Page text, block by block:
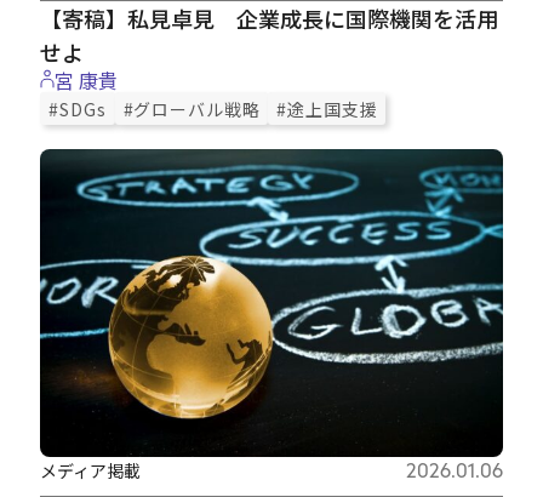
【寄稿】私見卓見 企業成長に国際機関を活用
せよ
宮 康貴
#SDGs #グローバル戦略 #途上国支援
メディア掲載 2026.01.06